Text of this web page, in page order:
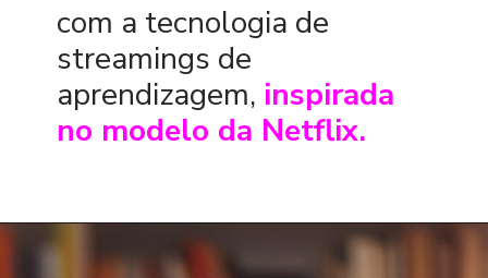
com a tecnologia de
streamings de
aprendizagem, inspirada
no modelo da Netflix.